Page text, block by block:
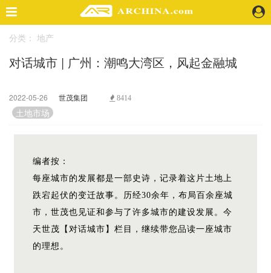
精选案例
建 筑
室 内
视 频
业 界
机 构
人 物
地 产
快速搜索
分类： 地产
对话城市 | 广州：潮鸣大湾区，风起金融城
2022-05-26 世茂集团 8414
土地市场
编者按：
每座城市的发展都是一部史诗，记录着这片土地上
跌宕起伏的变迁故事。历经30余年，布局百余座城
市，世茂也见证和参与了许多城市的建设发展。今
天世茂【对话城市】栏目，继续带您品读一座城市
的理想。